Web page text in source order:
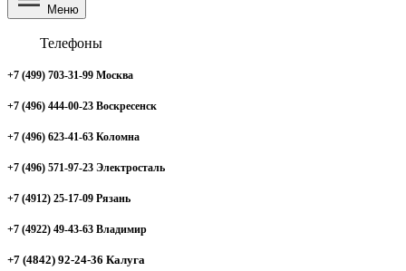
Меню
Телефоны
+7 (499) 703-31-99 Москва
+7 (496) 444-00-23 Воскресенск
+7 (496) 623-41-63 Коломна
+7 (496) 571-97-23 Электросталь
+7 (4912) 25-17-09 Рязань
+7 (4922) 49-43-63 Владимир
+7 (4842) 92-24-36 Калуга